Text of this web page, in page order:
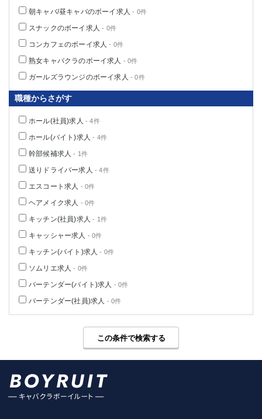
朝キャバ/昼キャバのボーイ求人 - 0件
スナックのボーイ求人 - 0件
コンカフェのボーイ求人 - 0件
熟女キャバクラのボーイ求人 - 0件
ガールズラウンジのボーイ求人 - 0件
職種からさがす
ホール(社員)求人 - 4件
ホール(バイト)求人 - 4件
幹部候補求人 - 1件
送りドライバー求人 - 4件
エスコート求人 - 0件
ヘアメイク求人 - 0件
キッチン(社員)求人 - 1件
キャッシャー求人 - 0件
キッチン(バイト)求人 - 0件
ソムリエ求人 - 0件
バーテンダー(バイト)求人 - 0件
バーテンダー(社員)求人 - 0件
この条件で検索する